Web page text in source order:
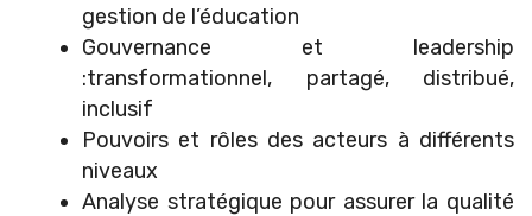
gestion de l’éducation
Gouvernance et leadership
:transformationnel, partagé, distribué,
inclusif
Pouvoirs et rôles des acteurs à différents
niveaux
Analyse stratégique pour assurer la qualité